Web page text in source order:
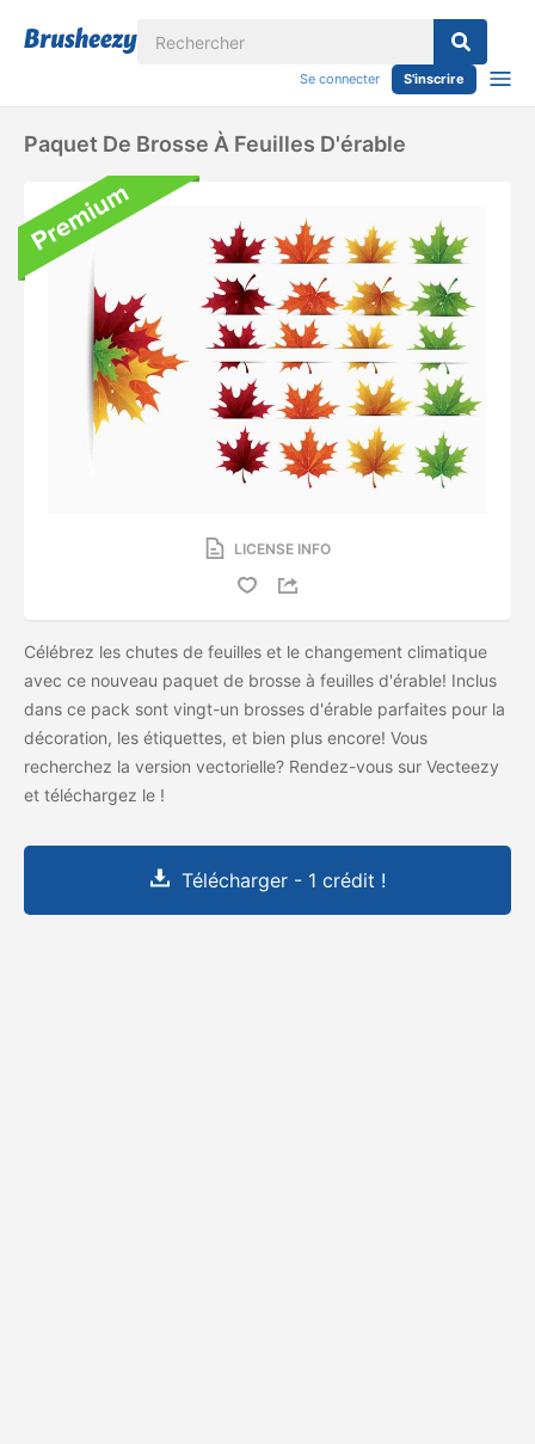
Se connecter S'inscrire
Paquet De Brosse À Feuilles D'érable
LICENSE INFO
Célébrez les chutes de feuilles et le changement climatique
avec ce nouveau paquet de brosse à feuilles d'érable! Inclus
dans ce pack sont vingt-un brosses d'érable parfaites pour la
décoration, les étiquettes, et bien plus encore! Vous
recherchez la version vectorielle? Rendez-vous sur Vecteezy
et téléchargez le !
Télécharger - 1 crédit !